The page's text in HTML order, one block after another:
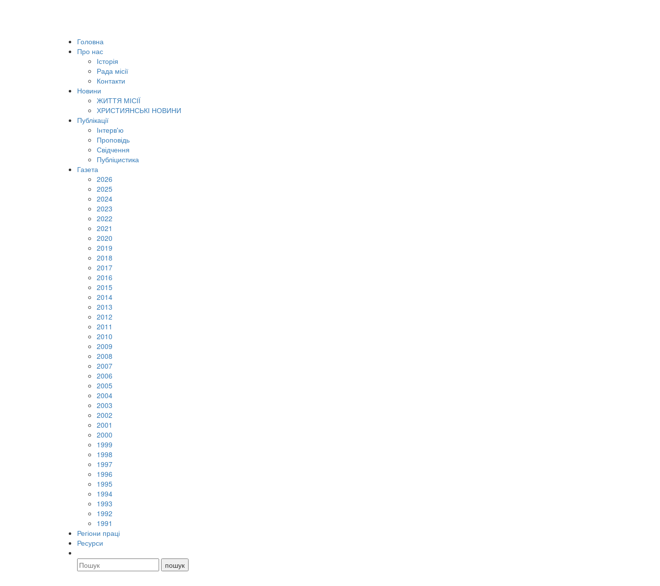
Головна
Про нас
Історія
Рада місії
Контакти
Новини
ЖИТТЯ МІСІЇ
ХРИСТИЯНСЬКІ НОВИНИ
Публікації
Інтерв'ю
Проповідь
Свідчення
Публіцистика
Газета
2026
2025
2024
2023
2022
2021
2020
2019
2018
2017
2016
2015
2014
2013
2012
2011
2010
2009
2008
2007
2006
2005
2004
2003
2002
2001
2000
1999
1998
1997
1996
1995
1994
1993
1992
1991
Регіони праці
Ресурси